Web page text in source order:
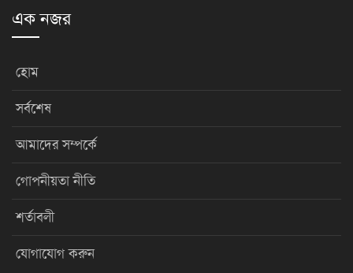
এক নজর
হোম
সর্বশেষ
আমাদের সম্পর্কে
গোপনীয়তা নীতি
শর্তাবলী
যোগাযোগ করুন